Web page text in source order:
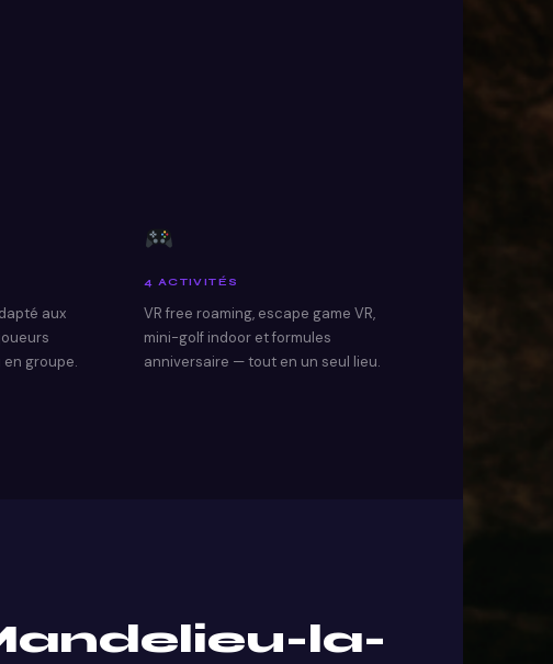
aux
en groupe.
4 ACTIVITÉS
VR free roaming, escape game VR,
mini-golf indoor et formules
anniversaire — tout en un seul lieu.
la-